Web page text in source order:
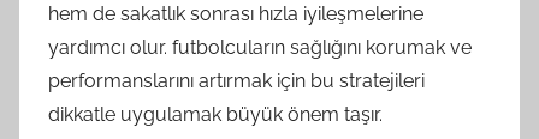
hem de sakatlık sonrası hızla iyileşmelerine
yardımcı olur. futbolcuların sağlığını korumak ve
performanslarını artırmak için bu stratejileri
dikkatle uygulamak büyük önem taşır.